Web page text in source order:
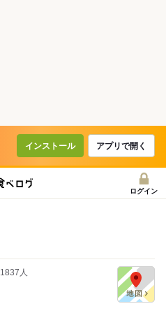
インストール アプリで開く
ログイン
1837 人